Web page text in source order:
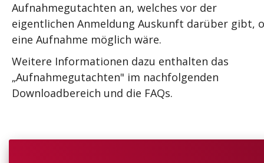
Aufnahmegutachten an, welches vor der
eigentlichen Anmeldung Auskunft darüber gibt,
eine Aufnahme möglich wäre.
Weitere Informationen dazu enthalten das
„Aufnahmegutachten" im nachfolgenden
Downloadbereich und die FAQs.